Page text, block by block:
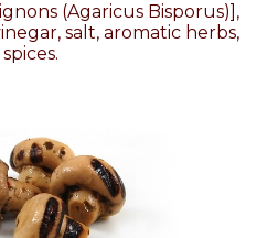
(Agaricus Bisporus)],
salt, aromatic herbs,
spices.